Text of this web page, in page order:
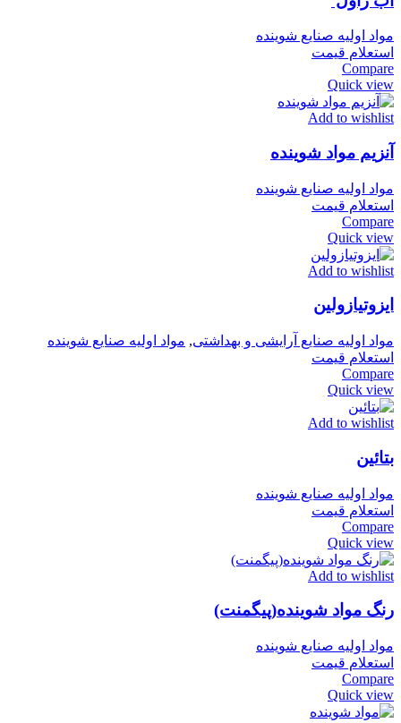
مواد اولیه صنایع شوینده
استعلام قیمت
Compare
Quick view
Add to wishlist
آنزیم مواد شوینده
مواد اولیه صنایع شوینده
استعلام قیمت
Compare
Quick view
Add to wishlist
ایزوتیازولین
مواد اولیه صنایع آرایشی و بهداشتی, مواد اولیه صنایع شوینده
استعلام قیمت
Compare
Quick view
Add to wishlist
بتائین
مواد اولیه صنایع شوینده
استعلام قیمت
Compare
Quick view
Add to wishlist
رنگ مواد شوینده(پیگمنت)
مواد اولیه صنایع شوینده
استعلام قیمت
Compare
Quick view